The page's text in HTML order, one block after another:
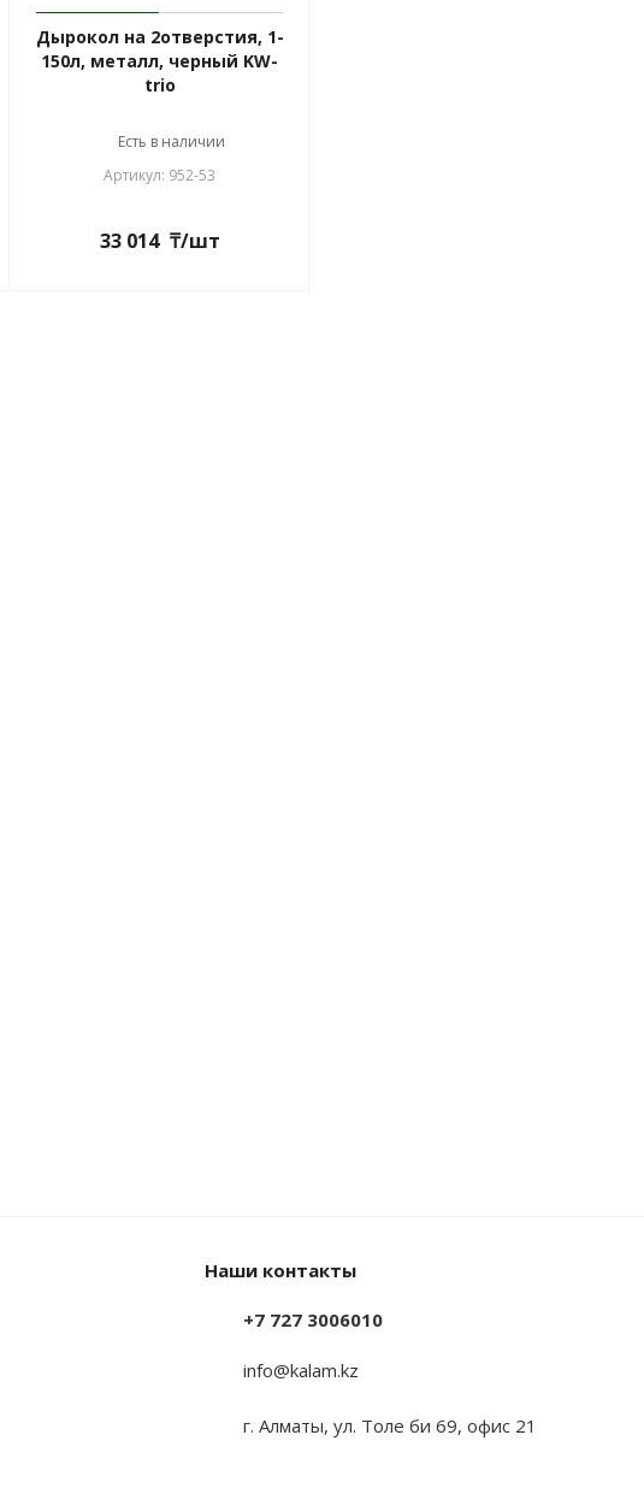
Дырокол на 2отверстия, 1-
150л, металл, черный KW-
trio
Есть в наличии
Артикул: 952-53
33 014 ₸/шт
Наши контакты
+7 727 3006010
info@kalam.kz
г. Алматы, ул. Толе би 69, офис 21